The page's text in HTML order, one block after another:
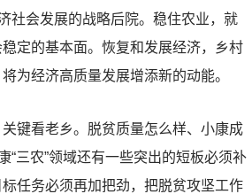
社会发展的战略后院。稳住农业，就
定的基本面。恢复和发展经济，乡村
为经济高质量发展增添新的动能。
键看老乡。脱贫质量怎么样、小康成
“三农”领域还有一些突出的短板必须补
任务必须再加把劲，把脱贫攻坚工作